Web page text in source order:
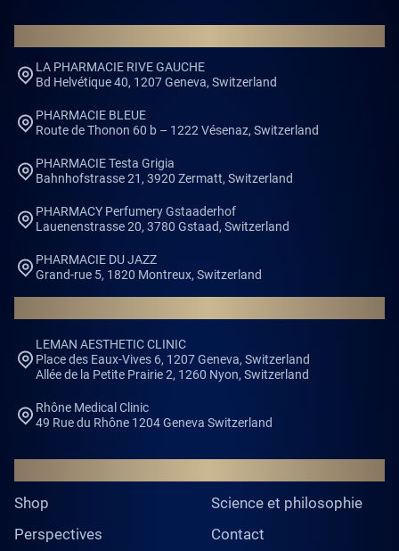
LA PHARMACIE RIVE GAUCHE
Bd Helvétique 40, 1207 Geneva, Switzerland
PHARMACIE BLEUE
Route de Thonon 60 b – 1222 Vésenaz, Switzerland
PHARMACIE Testa Grigia
Bahnhofstrasse 21, 3920 Zermatt, Switzerland
PHARMACY Perfumery Gstaaderhof
Lauenenstrasse 20, 3780 Gstaad, Switzerland
PHARMACIE DU JAZZ
Grand-rue 5, 1820 Montreux, Switzerland
LEMAN AESTHETIC CLINIC
Place des Eaux-Vives 6, 1207 Geneva, Switzerland
Allée de la Petite Prairie 2, 1260 Nyon, Switzerland
Rhône Medical Clinic
49 Rue du Rhône 1204 Geneva Switzerland
Shop
Science et philosophie
Perspectives
Contact